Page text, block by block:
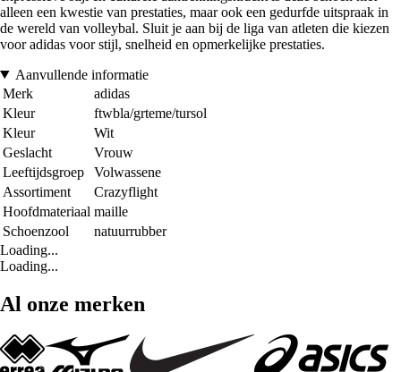
alleen een kwestie van prestaties, maar ook een gedurfde uitspraak in
de wereld van volleybal. Sluit je aan bij de liga van atleten die kiezen
voor adidas voor stijl, snelheid en opmerkelijke prestaties.
Aanvullende informatie
Merk
adidas
Kleur
ftwbla/grteme/tursol
Kleur
Wit
Geslacht
Vrouw
Leeftijdsgroep
Volwassene
Assortiment
Crazyflight
Hoofdmateriaal maille
Schoenzool
natuurrubber
Loading...
Loading...
Al onze merken